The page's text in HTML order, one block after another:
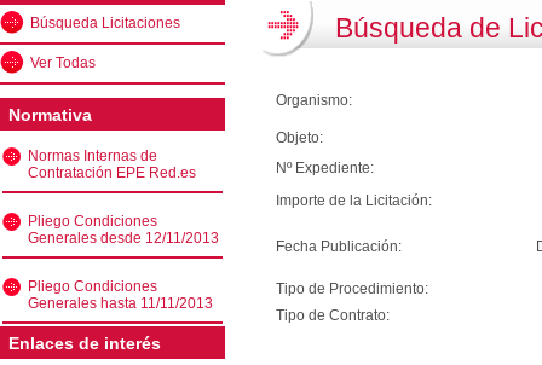
Búsqueda Licitaciones
Ver Todas
Normativa
Normas Internas de
Contratación EPE Red.es
Pliego Condiciones
Generales desde 12/11/2013
Pliego Condiciones
Generales hasta 11/11/2013
Enlaces de interés
Búsqueda de
Organismo:
Objeto:
Nº Expediente:
Importe de la Licitación:
Fecha Publicación:
Tipo de Procedimiento:
Tipo de Contrato: